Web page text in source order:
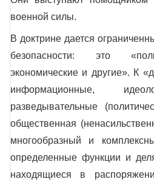
военной силы.
В доктрине дается
безопасности: это
экономические и другие». К
информационные,
разведывательные
общественная
многообразный и
определенные функции и
находящиеся в